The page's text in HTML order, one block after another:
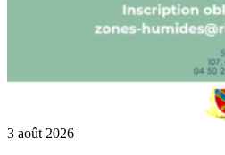
3 août 2026